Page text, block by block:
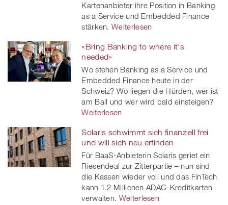
Kartenanbieter ihre Position in Banking
as a Service und Embedded Finance
stärken. Weiterlesen
«Bring Banking to where it's
needed»
Wo stehen Banking as a Service und
Embedded Finance heute in der
Schweiz? Wo liegen die Hürden, wer ist
am Ball und wer wird bald einsteigen?
Weiterlesen
Solaris schwimmt sich finanziell frei
und will sich neu erfinden
Für BaaS-Anbieterin Solaris geriet ein
Riesendeal zur Zitterpartie – nun sind
die Kassen wieder voll und das FinTech
kann 1.2 Millionen ADAC-Kreditkarten
verwalten. Weiterlesen